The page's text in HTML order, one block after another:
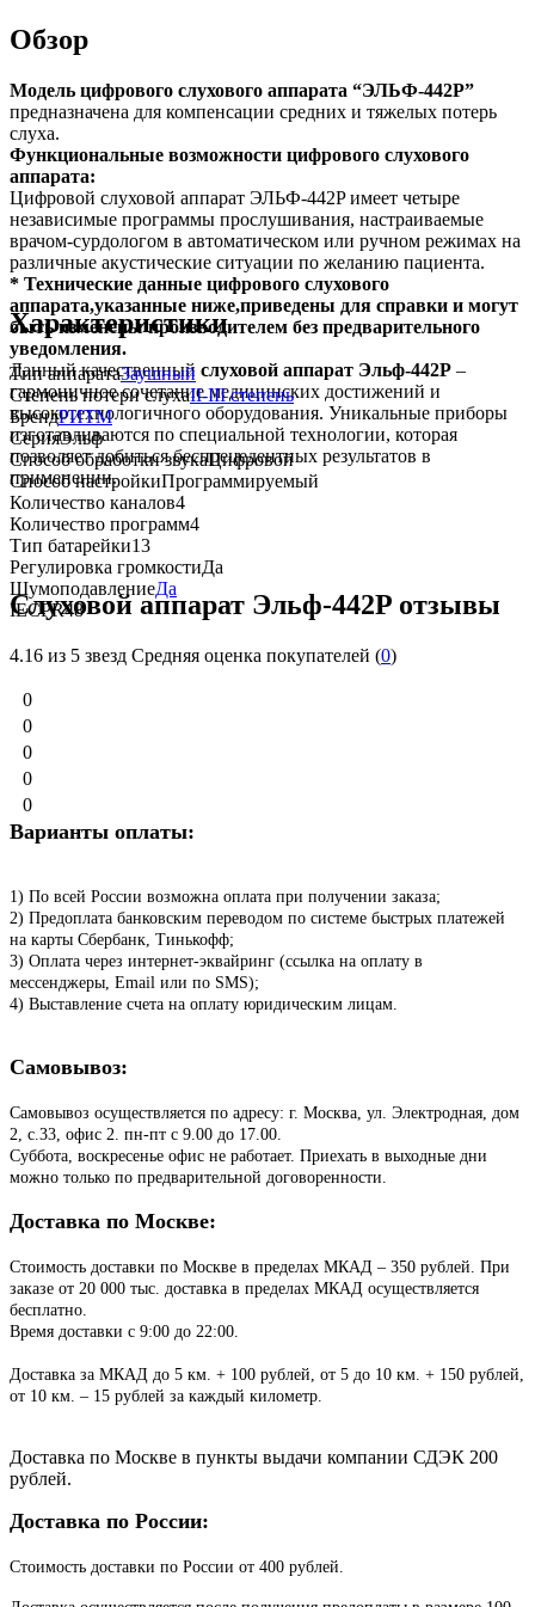
Обзор
Модель цифрового слухового аппарата “ЭЛЬФ-442P”
предназначена для компенсации средних и тяжелых потерь
слуха.
Функциональные возможности цифрового слухового
аппарата:
Цифровой слуховой аппарат ЭЛЬФ-442P имеет четыре
независимые программы прослушивания, настраиваемые
врачом-сурдологом в автоматическом или ручном режимах на
различные акустические ситуации по желанию пациента.
* Технические данные цифрового слухового
аппарата,указанные ниже,приведены для справки и могут
быть изменены производителем без предварительного
уведомления.
Данный качественный слуховой аппарат Эльф-442P –
гармоничное сочетание медицинских достижений и
высокотехнологичного оборудования. Уникальные приборы
изготавливаются по специальной технологии, которая
позволяет добиться беспрецедентных результатов в
применении.
Характеристики
Тип аппаратаЗаушный
Степень потери слухаII-III степень
БрендРИТМ
СерияЭльф
Способ обработки звукаЦифровой
Способ настройкиПрограммируемый
Количество каналов4
Количество программ4
Тип батарейки13
Регулировка громкостиДа
ШумоподавлениеДа
IECPR48
Слуховой аппарат Эльф-442P отзывы
4.16 из 5 звезд Средняя оценка покупателей (0)
0
0
0
0
0
Варианты оплаты:
1) По всей России возможна оплата при получении заказа;
2) Предоплата банковским переводом по системе быстрых платежей
на карты Сбербанк, Тинькофф;
3) Оплата через интернет-эквайринг (ссылка на оплату в
мессенджеры, Email или по SMS);
4) Выставление счета на оплату юридическим лицам.
Самовывоз:
Самовывоз осуществляется по адресу: г. Москва, ул. Электродная, дом
2, с.33, офис 2. пн-пт с 9.00 до 17.00.
Суббота, воскресенье офис не работает. Приехать в выходные дни
можно только по предварительной договоренности.
Доставка по Москве:
Стоимость доставки по Москве в пределах МКАД – 350 рублей. При
заказе от 20 000 тыс. доставка в пределах МКАД осуществляется
бесплатно.
Время доставки с 9:00 до 22:00.
Доставка за МКАД до 5 км. + 100 рублей, от 5 до 10 км. + 150 рублей,
от 10 км. – 15 рублей за каждый километр.
Доставка по Москве в пункты выдачи компании СДЭК 200
рублей.
Доставка по России:
Стоимость доставки по России от 400 рублей.